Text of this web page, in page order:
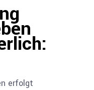
erfolgt